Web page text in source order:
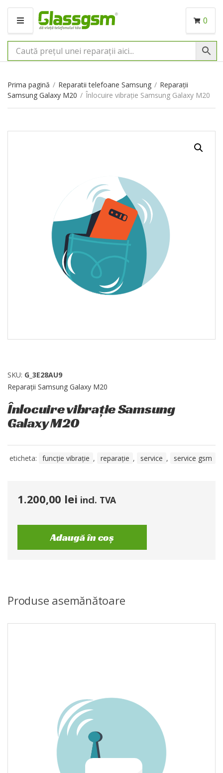
M
N
I
0
Prima pagină / Reparatii telefoane Samsung / Reparații
Samsung Galaxy M20 / Înlocuire vibrație Samsung Galaxy M20
SKU: G_3E28AU9
Reparații Samsung Galaxy M20
Înlocuire vibrație Samsung
Galaxy M20
eticheta: funcție vibrație , reparație , service , service gsm
1.200,00 lei incl. TVA
Adaugă în coș
Produse asemănătoare